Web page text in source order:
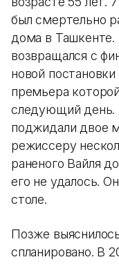
был смертельно
дома в Ташкенте.
возвращался с
новой
премьера
следующий день.
поджидали двое
режиссеру
раненого Вайля
его не удалось.
столе.
Позже
спланировано. В